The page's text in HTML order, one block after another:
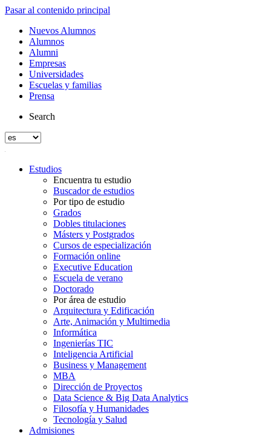
Pasar al contenido principal
Nuevos Alumnos
Alumnos
Alumni
Empresas
Universidades
Escuelas y familias
Prensa
Search
Estudios
Encuentra tu estudio
Buscador de estudios
Por tipo de estudio
Grados
Dobles titulaciones
Másters y Postgrados
Cursos de especialización
Formación online
Executive Education
Escuela de verano
Doctorado
Por área de estudio
Arquitectura y Edificación
Arte, Animación y Multimedia
Informática
Ingenierías TIC
Inteligencia Artificial
Business y Management
MBA
Dirección de Proyectos
Data Science & Big Data Analytics
Filosofía y Humanidades
Tecnología y Salud
Admisiones